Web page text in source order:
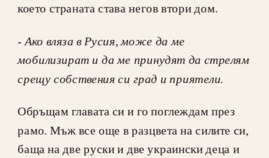
което страната става негов втори дом.
- Ако вляза в Русия, може да ме
мобилизират и да ме принудят да стрелям
Обръщам главата си и го поглеждам през
рамо. Мъж все още в разцвета на силите си,
баща на две руски и две украински деца и